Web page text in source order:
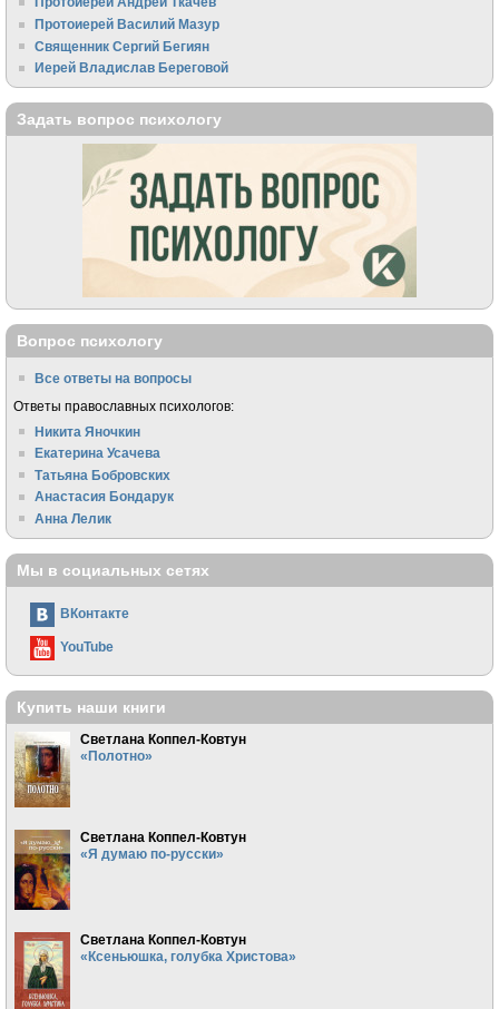
Протоиерей Василий Мазур
Священник Сергий Бегиян
Иерей Владислав Береговой
Задать вопрос психологу
Вопрос психологу
Все ответы на вопросы
Ответы православных психологов:
Никита Яночкин
Екатерина Усачева
Татьяна Бобровских
Анастасия Бондарук
Анна Лелик
Мы в социальных сетях
ВКонтакте
YouTube
Купить наши книги
Светлана Коппел-Ковтун
«Полотно»
Светлана Коппел-Ковтун
«Я думаю по-русски»
Светлана Коппел-Ковтун
«Ксеньюшка, голубка Христова»